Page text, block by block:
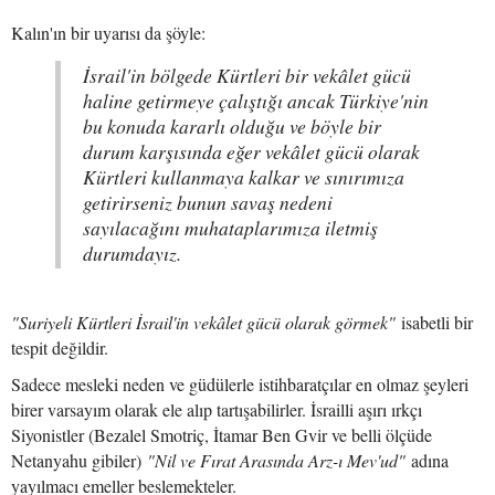
Kalın'ın bir uyarısı da şöyle:
İsrail'in bölgede Kürtleri bir vekâlet gücü
haline getirmeye çalıştığı ancak Türkiye'nin
bu konuda kararlı olduğu ve böyle bir
durum karşısında eğer vekâlet gücü olarak
Kürtleri kullanmaya kalkar ve sınırımıza
getirirseniz bunun savaş nedeni
sayılacağını muhataplarımıza iletmiş
durumdayız.
"Suriyeli Kürtleri İsrail'in vekâlet gücü olarak görmek" isabetli bir
tespit değildir.
Sadece mesleki neden ve güdülerle istihbaratçılar en olmaz şeyleri
birer varsayım olarak ele alıp tartışabilirler. İsrailli aşırı ırkçı
Siyonistler (Bezalel Smotriç, İtamar Ben Gvir ve belli ölçüde
Netanyahu gibiler) "Nil ve Fırat Arasında Arz-ı Mev'ud" adına
yayılmacı emeller beslemekteler.